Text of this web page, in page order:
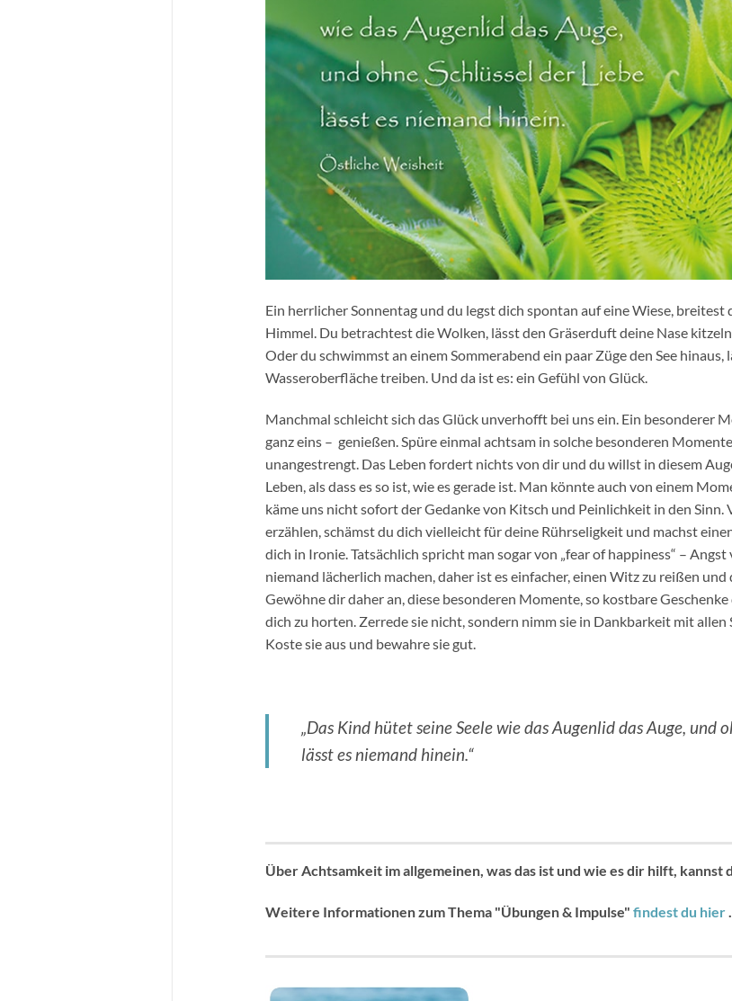
Ein herrlicher Sonnentag und du legst dich spontan auf eine Wiese, breitest
Himmel. Du betrachtest die Wolken, lässt den Gräserduft deine Nase
Oder du schwimmst an einem Sommerabend ein paar Züge den See
Wasseroberfläche treiben. Und da ist es: ein Gefühl von Glück.
Manchmal schleicht sich das Glück unverhofft bei uns ein. Ein besonderer
ganz eins – genießen. Spüre einmal achtsam in solche besonderen
unangestrengt. Das Leben fordert nichts von dir und du willst in diesem
Leben, als dass es so ist, wie es gerade ist. Man könnte auch von einem
käme uns nicht sofort der Gedanke von Kitsch und Peinlichkeit in den Sinn.
erzählen, schämst du dich vielleicht für deine Rührseligkeit und machst
dich in Ironie. Tatsächlich spricht man sogar von „fear of happiness“ –
niemand lächerlich machen, daher ist es einfacher, einen Witz zu reißen
Gewöhne dir daher an, diese besonderen Momente, so kostbare Geschenke
dich zu horten. Zerrede sie nicht, sondern nimm sie in Dankbarkeit mit allen
Koste sie aus und bewahre sie gut.
„Das Kind hütet seine Seele wie das Augenlid das Auge, und
lässt es niemand hinein.“
Über Achtsamkeit im allgemeinen, was das ist und wie es dir hilft, kannst
Weitere Informationen zum Thema "Übungen & Impulse" findest du hier